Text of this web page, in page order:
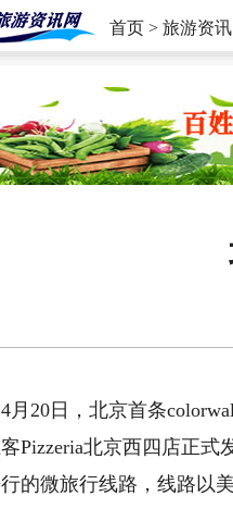
首页 > 旅游资讯
4月20日，北京首条
Pizzeria北京西四店正
的微旅行线路，线路以